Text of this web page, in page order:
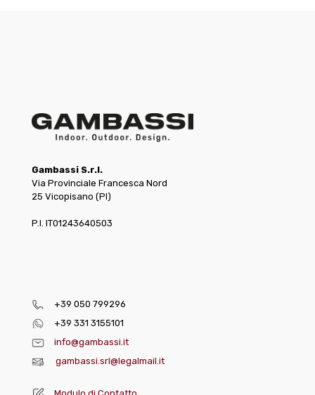
Gambassi S.r.l.
Via Provinciale Francesca Nord
25 Vicopisano (PI)
P.I. IT01243640503
+39 050 799296
+39 331 3155101
info@gambassi.it
gambassi.srl@legalmail.it